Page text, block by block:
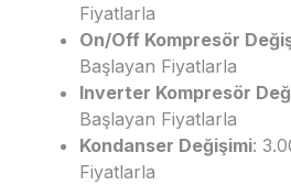
Fiyatlarla
On/Off Kompresör
Başlayan Fiyatlarla
Inverter Kompresör
Başlayan Fiyatlarla
Kondanser Değişimi:
Fiyatlarla